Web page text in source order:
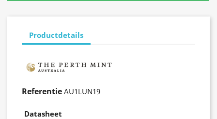
Productdetails
Referentie AU1LUN19
Datasheet